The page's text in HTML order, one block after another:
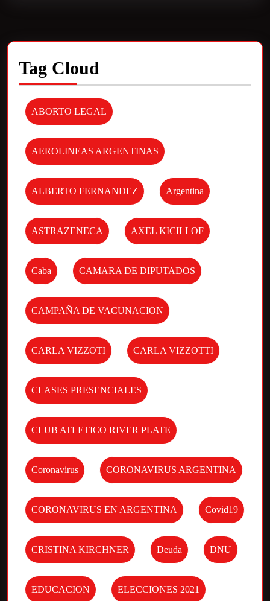
Tag Cloud
ABORTO LEGAL
AEROLINEAS ARGENTINAS
ALBERTO FERNANDEZ Argentina
ASTRAZENECA AXEL KICILLOF
Caba CAMARA DE DIPUTADOS
CAMPAÑA DE VACUNACION
CARLA VIZZOTI CARLA VIZZOTTI
CLASES PRESENCIALES
CLUB ATLETICO RIVER PLATE
Coronavirus CORONAVIRUS ARGENTINA
CORONAVIRUS EN ARGENTINA Covid19
CRISTINA KIRCHNER Deuda DNU
EDUCACION ELECCIONES 2021